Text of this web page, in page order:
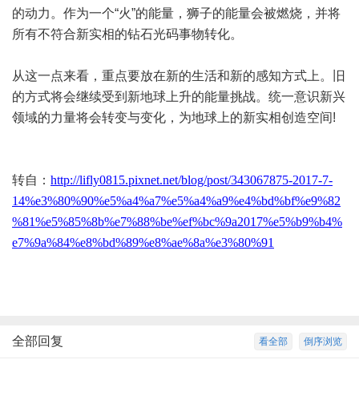
的动力。作为一个“火”的能量，狮子的能量会被燃烧，并将
所有不符合新实相的钻石光码事物转化。
从这一点来看，重点要放在新的生活和新的感知方式上。旧
的方式将会继续受到新地球上升的能量挑战。统一意识新兴
领域的力量将会转变与变化，为地球上的新实相创造空间!
转自： http://lifly0815.pixnet.net/blog/post/343067875-2017-7-
14%e3%80%90%e5%a4%a7%e5%a4%a9%e4%bd%bf%e9%82
%81%e5%85%8b%e7%88%be%ef%bc%9a2017%e5%b9%b4%
e7%9a%84%e8%bd%89%e8%ae%8a%e3%80%91
倒序浏览
看全部
全部回复